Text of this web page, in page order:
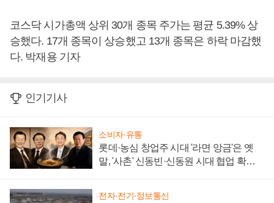
코스닥 시가총액 상위 30개 종목 주가는 평균 5.39% 상
승했다. 17개 종목이 상승했고 13개 종목은 하락 마감했
다. 박재용 기자
인기기사
소비자·유통
롯데·농심 창업주 시대 '라면 앙금'은 옛
말, '사촌' 신동빈·신동원 시대 협업 확대
전자·전기·정보통신